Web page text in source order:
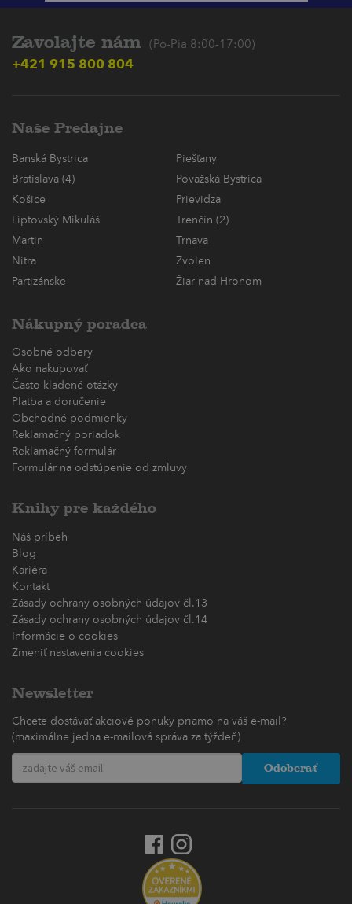
Zavolajte nám (Po-Pia 8:00-17:00)
+421 915 800 804
Naše Predajne
Banská Bystrica
Piešťany
Bratislava (4)
Považská Bystrica
Košice
Prievidza
Liptovský Mikuláš
Trenčín (2)
Martin
Trnava
Nitra
Zvolen
Partizánske
Žiar nad Hronom
Nákupný poradca
Osobné odbery
Ako nakupovať
Často kladené otázky
Platba a doručenie
Obchodné podmienky
Reklamačný poriadok
Reklamačný formulár
Formulár na odstúpenie od zmluvy
Knihy pre každého
Náš príbeh
Blog
Kariéra
Kontakt
Zásady ochrany osobných údajov čl.13
Zásady ochrany osobných údajov čl.14
Informácie o cookies
Zmeniť nastavenia cookies
Newsletter
Chcete dostávať akciové ponuky priamo na váš e-mail?
(maximálne jedna e-mailová správa za týždeň)
Odoberať